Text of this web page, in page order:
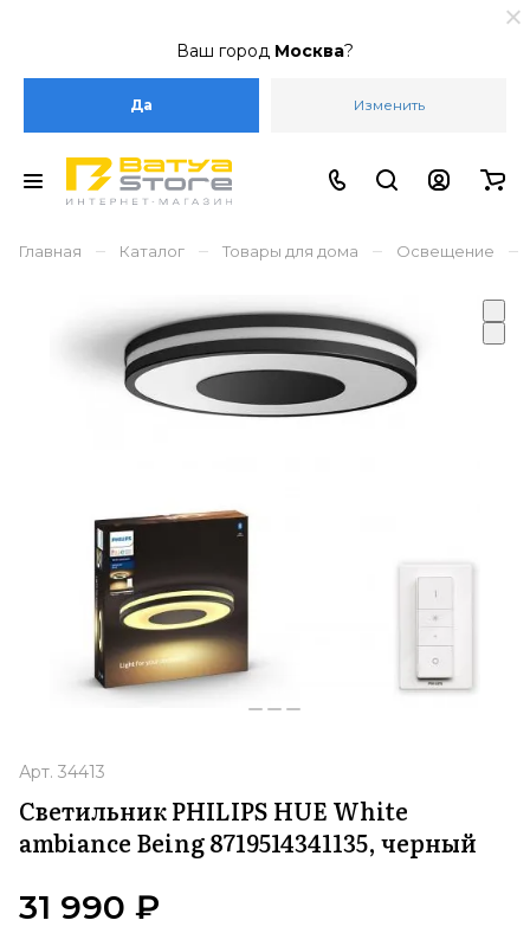
Ваш город Москва?
Да Изменить
Главная – Каталог – Товары для дома – Освещение –
Арт. 34413
Светильник PHILIPS HUE White
ambiance Being 8719514341135, черный
31 990 ₽